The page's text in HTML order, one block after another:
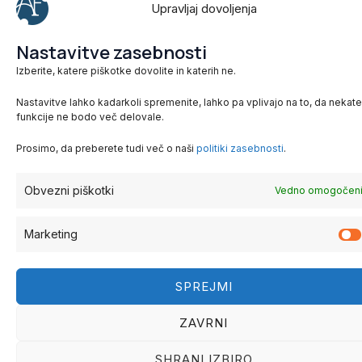
Upravljaj dovoljenja
Nastavitve zasebnosti
Izberite, katere piškotke dovolite in katerih ne.
Nastavitve lahko kadarkoli spremenite, lahko pa vplivajo na to, da
funkcije ne bodo več delovale.
Prosimo, da preberete tudi več o naši politiki zasebnosti.
Obvezni piškotki Vedno omogočeni
Marketing
SPREJMI
ZAVRNI
SHRANI IZBIRO
Alja Fakin
Trdinova ulica 5, 1000
041 893 012
info@aljafakin.si
Politika zasebnosti
© 2025 Alja Fakin. Vse pravice pridržane.